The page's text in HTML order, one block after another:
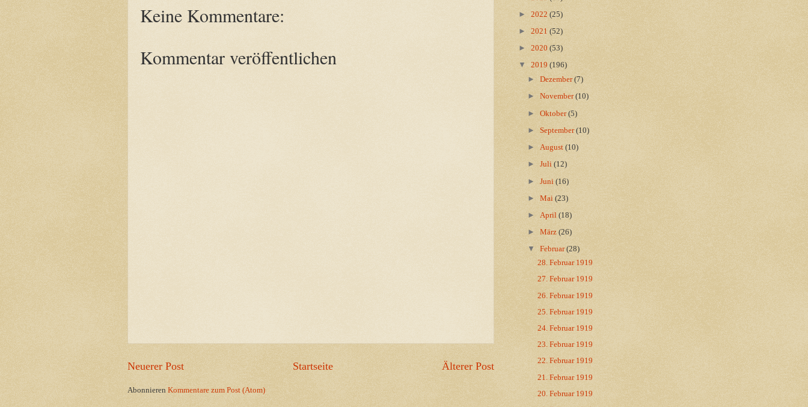
Keine Kommentare:
Kommentar veröffentlichen
Neuerer Post Älterer Post
Startseite
Abonnieren Kommentare zum Post (Atom)
► 2022 (25)
► 2021 (52)
► 2020 (53)
▼ 2019 (196)
►Dezember(7)
►November(10)
►Oktober(5)
► September(10)
►August(10)
►Juli(12)
►Juni(16)
►Mai(23)
► April(18)
►März(26)
▼Februar(28)
28. Februar 1919
27. Februar 1919
26. Februar 1919
25. Februar 1919
24. Februar 1919
23. Februar 1919
22. Februar 1919
21. Februar 1919
20. Februar 1919